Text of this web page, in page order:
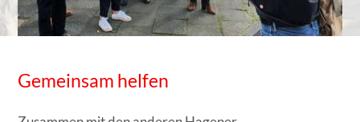
Gemeinsam helfen